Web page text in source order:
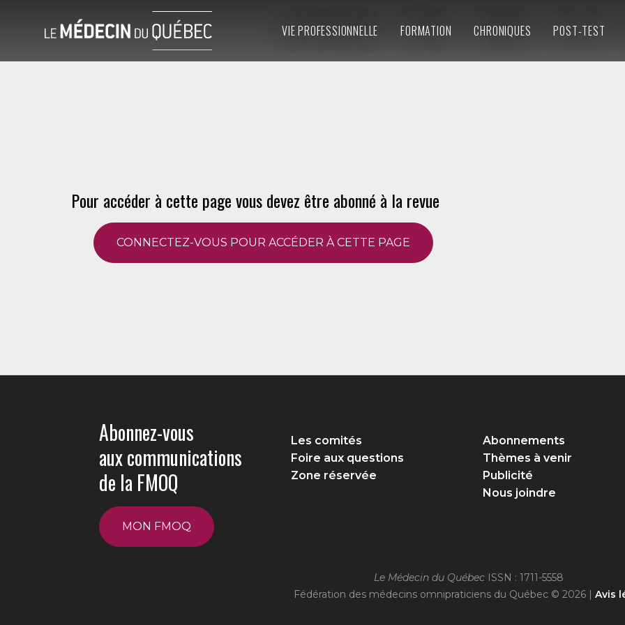
VIE PROFESSIONNELLE FORMATION CHRONIQUES POST-TEST
Pour accéder à cette page vous devez être abonné à la revue
CONNECTEZ-VOUS POUR ACCÉDER À CETTE PAGE
Abonnez-vous
aux communications
de la FMOQ
MON FMOQ
Les comités
Foire aux questions
Zone réservée
Abonnements
Thèmes à venir
Publicité
Nous joindre
Le Médecin du Québec ISSN : 1711-5558
Fédération des médecins omnipraticiens du Québec © 2026 | Avis